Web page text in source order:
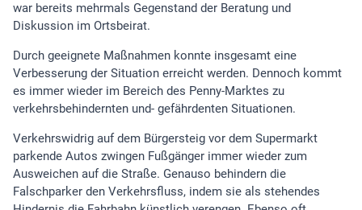
war bereits mehrmals Gegenstand der Beratung und
Diskussion im Ortsbeirat.
Durch geeignete Maßnahmen konnte insgesamt eine
Verbesserung der Situation erreicht werden. Dennoch kommt
es immer wieder im Bereich des Penny-Marktes zu
verkehrsbehindernten und- gefährdenten Situationen.
Verkehrswidrig auf dem Bürgersteig vor dem Supermarkt
parkende Autos zwingen Fußgänger immer wieder zum
Ausweichen auf die Straße. Genauso behindern die
Falschparker den Verkehrsfluss, indem sie als stehendes